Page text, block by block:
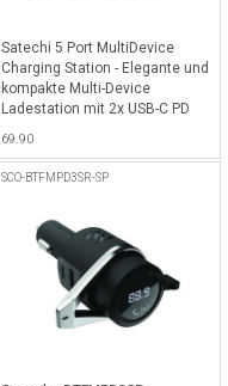
Satechi 5 Port MultiDevice
Charging Station - Elegante und
kompakte Multi-Device
Ladestation mit 2x USB-C PD
USB-A Ports (je 12W) & 1x
Wireless Charging Ladepad für
69.90
SCO-BTFMPD3SR-SP